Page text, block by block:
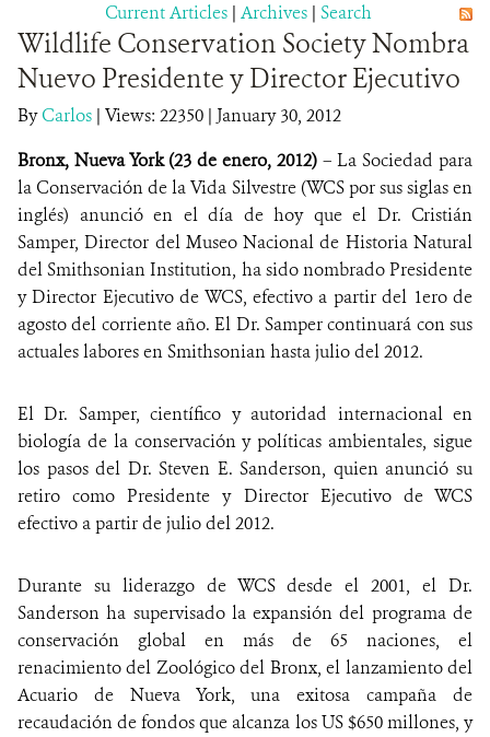
WHERE WE WORK
AREAS OF WORK
PROJECT MICROSITES
NEWS
PUBLICATIONS
PARTNERS AND PARTNERSHIPS
MEDIA COVERAGE
GRIEVANCE REDRESS MECHANISM
Current Articles | Archives | Search
Wildlife Conservation Society Nombra
Nuevo Presidente y Director Ejecutivo
ByCarlos | Views: 22350 | January 30, 2012
Bronx, Nueva York (23 de enero, 2012) – La Sociedad para
la Conservación de la Vida Silvestre (WCS por sus siglas en
inglés) anunció en el día de hoy que el Dr. Cristián
Samper, Director del Museo Nacional de Historia Natural
del Smithsonian Institution, ha sido nombrado Presidente
y Director Ejecutivo de WCS, efectivo a partir del 1ero de
agosto del corriente año. El Dr. Samper continuará con sus
actuales labores en Smithsonian hasta julio del 2012.
El Dr. Samper, científico y autoridad internacional en
biología de la conservación y políticas ambientales, sigue
los pasos del Dr. Steven E. Sanderson, quien anunció su
retiro como Presidente y Director Ejecutivo de WCS
efectivo a partir de julio del 2012.
Durante su liderazgo de WCS desde el 2001, el Dr.
Sanderson ha supervisado la expansión del programa de
conservación global en más de 65 naciones, el
renacimiento del Zoológico del Bronx, el lanzamiento del
Acuario de Nueva York, una exitosa campaña de
recaudación de fondos que alcanza los US $650 millones, y